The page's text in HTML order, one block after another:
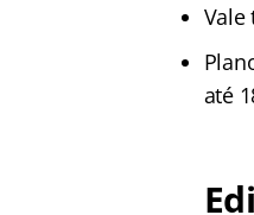
Vale
até